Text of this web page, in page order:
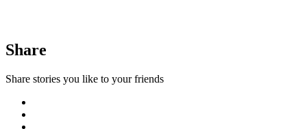
Share
Share stories you like to your friends